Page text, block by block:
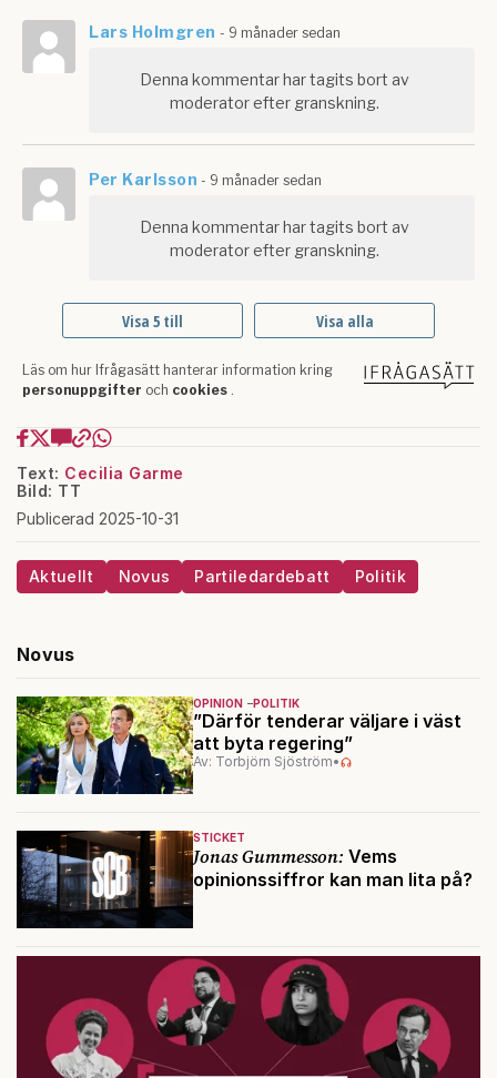
Text: Cecilia Garme
Bild: TT
Publicerad 2025-10-31
Aktuellt Novus Partiledardebatt Politik
Novus
OPINION POLITIK
”Därför tenderar väljare i väst
att byta regering”
Av: Torbjörn Sjöström•
STICKET
Jonas Gummesson: Vems
opinionssiffror kan man lita på?